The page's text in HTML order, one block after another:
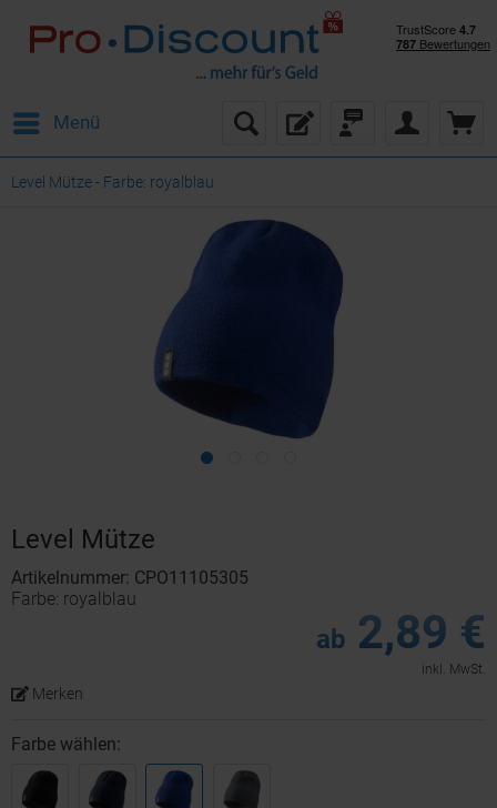
Menü
Level Mütze - Farbe: royalblau
Level Mütze
Artikelnummer: CPO11105305
Farbe: royalblau
ab 2,89 €
inkl. MwSt.
Merken
Farbe wählen: